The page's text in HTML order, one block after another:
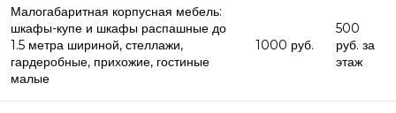
Малогабаритная корпусная мебель:
шкафы-купе и шкафы распашные до
1.5 метра шириной, стеллажи,
гардеробные, прихожие, гостиные
малые
1000 руб.
500
руб. за
этаж